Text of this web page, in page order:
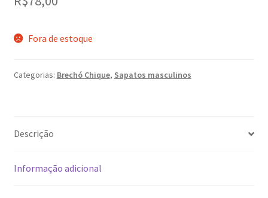
Fora de estoque
Categorias: Brechó Chique, Sapatos masculinos
Descrição
Informação adicional